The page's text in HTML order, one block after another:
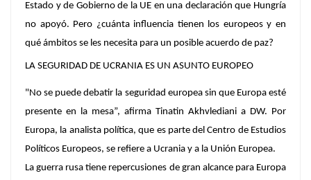
Estado y de Gobierno de la UE en una declaración que Hungría
no apoyó. Pero ¿cuánta influencia tienen los europeos y en
qué ámbitos se les necesita para un posible acuerdo de paz?
LA SEGURIDAD DE UCRANIA ES UN ASUNTO EUROPEO
"No se puede debatir la seguridad europea sin que Europa esté
presente en la mesa”, afirma Tinatin Akhvlediani a DW. Por
Europa, la analista política, que es parte del Centro de Estudios
Políticos Europeos, se refiere a Ucrania y a la Unión Europea.
La guerra rusa tiene repercusiones de gran alcance para Europa